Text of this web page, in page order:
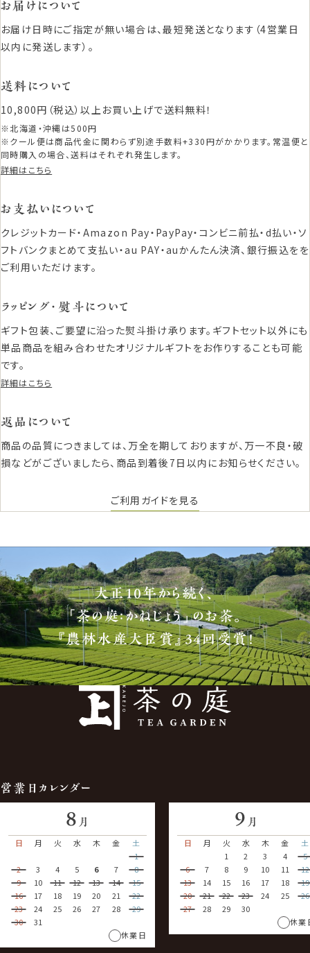
お届けについて
お届け日時にご指定が無い場合は、最短発送となります（4営業日
以内に発送します）。
送料について
10,800円（税込）以上お買い上げで送料無料！
※北海道・沖縄は500円
※クール便は商品代金に関わらず別途手数料+330円がかかります。常温便と
同時購入の場合、送料はそれぞれ発生します。
詳細はこちら
お支払いについて
クレジットカード・Amazon Pay・PayPay・コンビニ前払・d払い・ソ
フトバンクまとめて支払い・au PAY・auかんたん決済、銀行振込をを
ご利用いただけます。
ラッピング・熨斗について
ギフト包装、ご要望に沿った熨斗掛け承ります。ギフトセット以外にも
単品商品を組み合わせたオリジナルギフトをお作りすることも可能
です。
詳細はこちら
返品について
商品の品質につきましては、万全を期しておりますが、万一不良・破
損などがございましたら、商品到着後7日以内にお知らせください。
ご利用ガイドを見る
大正10年から続く、
「茶の庭：かねじょう」のお茶。
『農林水産大臣賞』34回受賞！
営業日カレンダー
8 月
日
月 火 水 木 金
土
1
2
3 4 5 6 7
8
9
10 11 12 13 14
15
16
17 18 19 20 21
22
23
24 25 26 27 28
29
30
31
休業日
9 月
日
月 火 水 木 金
土
1
2 3 4
5
6
7 8 9 10 11
12
13
14 15 16 17 18
19
20
21 22 23 24 25
26
27
28 29
30
休業